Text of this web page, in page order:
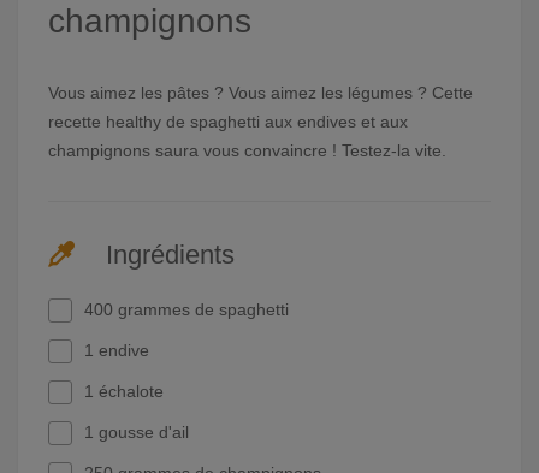
champignons
Vous aimez les pâtes ? Vous aimez les légumes ? Cette
recette healthy de spaghetti aux endives et aux
champignons saura vous convaincre ! Testez-la vite.
Ingrédients
400 grammes de spaghetti
1 endive
1 échalote
1 gousse d'ail